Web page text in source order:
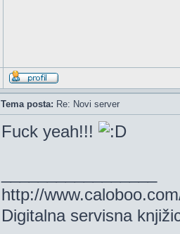
Tema posta: Re: Novi server
Fuck yeah!!!
http://
Digitalna servisna